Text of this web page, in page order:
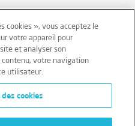
Conditions générales
Cookies
cookies », vous acceptez le
votre appareil pour
et analyser son
contenu, votre navigation
utilisateur.
cookies